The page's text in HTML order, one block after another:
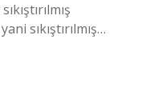
sıkıştırılmış…